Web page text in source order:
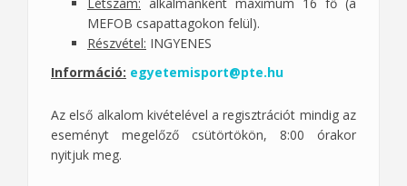
MEFOB csapattagokon felül).
Részvétel: INGYENES
Információ: egyetemisport@pte.hu
Az első alkalom kivételével a regisztrációt mindig az
eseményt megelőző csütörtökön, 8:00 órakor
nyitjuk meg.